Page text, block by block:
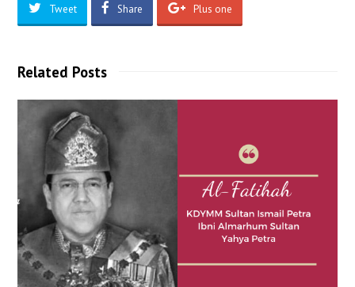
Tweet Share Plus one
Related Posts